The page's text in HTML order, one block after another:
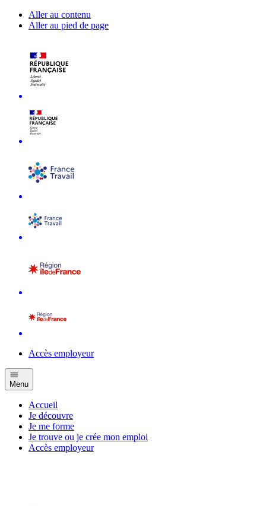
Aller au contenu
Aller au pied de page
Accès employeur
Menu
Accueil
Je découvre
Je me forme
Je trouve ou je crée mon emploi
Accès employeur